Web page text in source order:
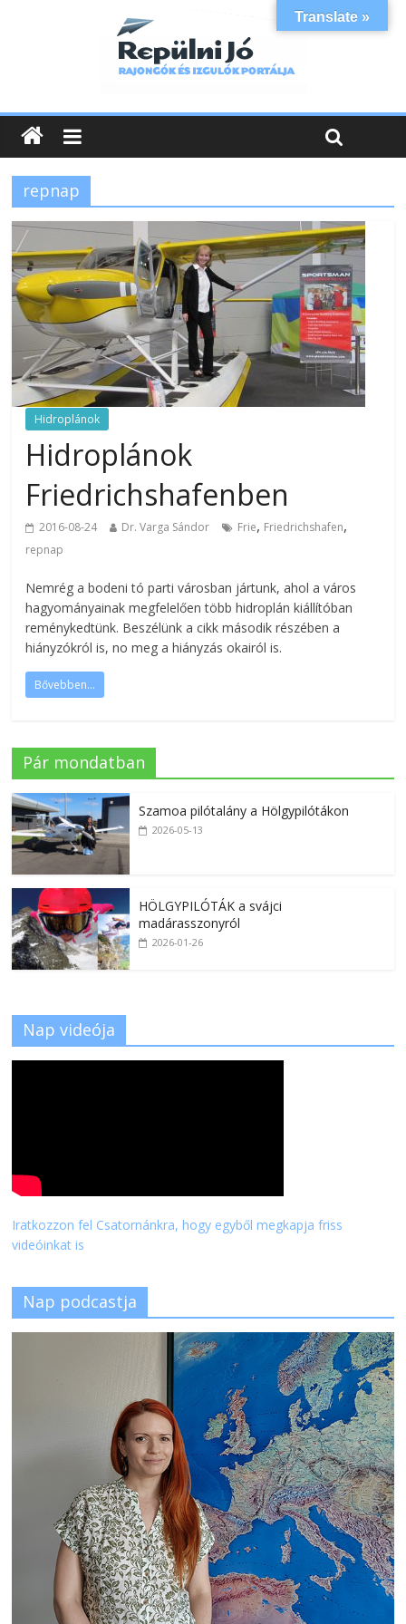
repnap
Hidroplánok
Hidroplánok
Friedrichshafenben
2016-08-24 Dr. Varga Sándor Frie, Friedrichshafen,
repnap
Nemrég a bodeni tó parti városban jártunk, ahol a város
hagyományainak megfelelően több hidroplán kiállítóban
reménykedtünk. Beszélünk a cikk második részében a
hiányzókról is, no meg a hiányzás okairól is.
Bővebben...
Pár mondatban
Szamoa pilótalány a Hölgypilótákon
2026-05-13
HÖLGYPILÓTÁK a svájci
madárasszonyról
2026-01-26
Nap videója
Iratkozzon fel Csatornánkra, hogy egyből megkapja friss
videóinkat is
Nap podcastja
Translate »